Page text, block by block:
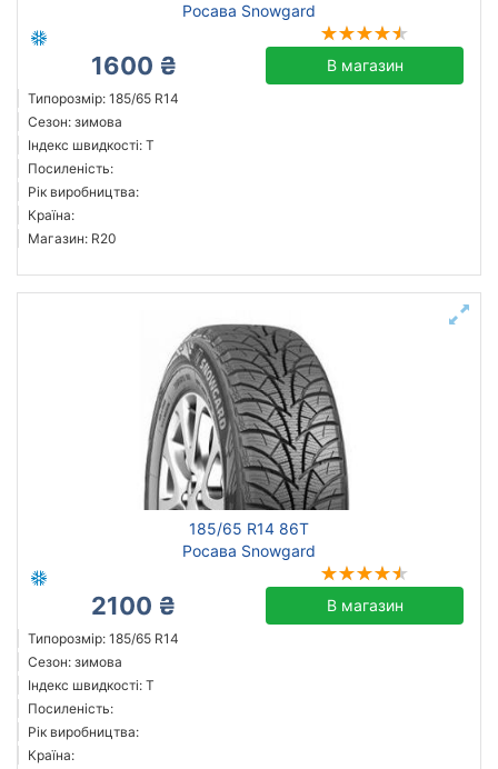
Росава Snowgard
1600 ₴ В магазин
Типорозмір: 185/65 R14
Сезон: зимова
Індекс швидкості: T
Посиленість:
Рік виробництва:
Країна:
Магазин: R20
185/65 R14 86T
Росава Snowgard
2100 ₴ В магазин
Типорозмір: 185/65 R14
Сезон: зимова
Індекс швидкості: T
Посиленість:
Рік виробництва:
Країна:
Continental
Triangle
Austone
Barum
Тип транспортного засобу
Рік виробництва
Скинути